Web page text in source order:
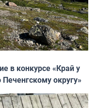
в конкурсе «Край у
округу»